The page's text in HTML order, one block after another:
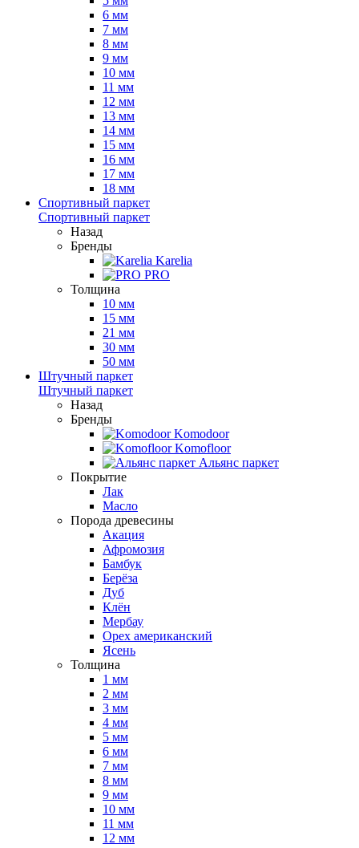
6 мм
7 мм
8 мм
9 мм
10 мм
11 мм
12 мм
13 мм
14 мм
15 мм
16 мм
17 мм
18 мм
Спортивный паркет
Спортивный паркет
Назад
Бренды
Karelia
PRO
Толщина
10 мм
15 мм
21 мм
30 мм
50 мм
Штучный паркет
Штучный паркет
Назад
Бренды
Komodoor
Komofloor
Альянс паркет
Покрытие
Лак
Масло
Порода древесины
Акация
Афромозия
Бамбук
Берёза
Дуб
Клён
Мербау
Орех американский
Ясень
Толщина
1 мм
2 мм
3 мм
4 мм
5 мм
6 мм
7 мм
8 мм
9 мм
10 мм
11 мм
12 мм